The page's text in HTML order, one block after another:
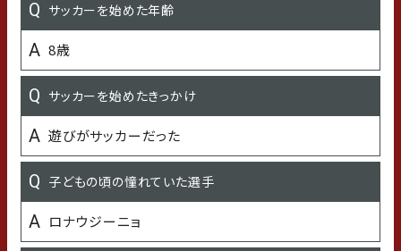
サッカーを始めた年齢
8歳
サッカーを始めたきっかけ
遊びがサッカーだった
子どもの頃の憧れていた選手
ロナウジーニョ
好きな女性タレント・女優・歌手
クロミちゃん
好きな漫画・アニメ
ワンピース
好きなTV番組 or Youtubeチャンネル
なし